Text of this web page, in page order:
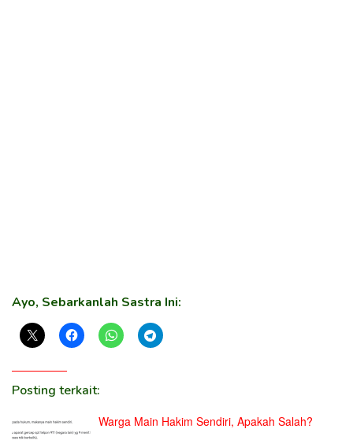
Ayo, Sebarkanlah Sastra Ini:
Posting terkait:
Warga Main Hakim Sendiri, Apakah Salah?